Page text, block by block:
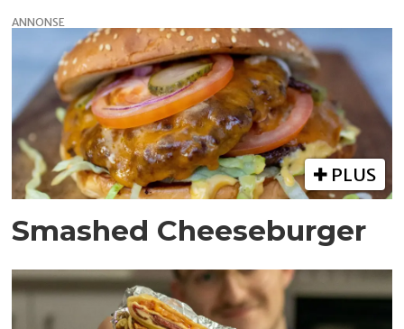
ANNONSE
PLUS
Smashed Cheeseburger